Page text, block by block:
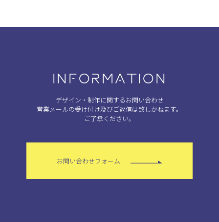
INFORMATION
デザイン・制作に関するお問い合わせ
営業メールの受け付け及びご返信は致しかねます。
ご了承ください。
お問い合わせフォーム